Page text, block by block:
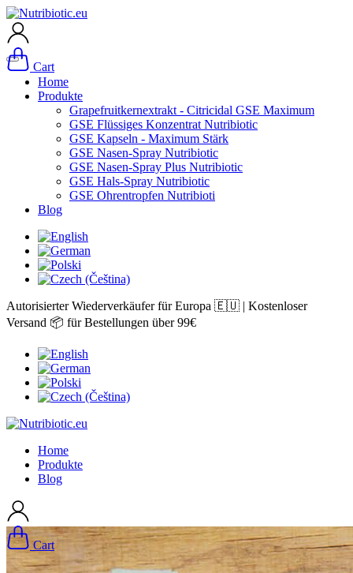
Cart
Home
Produkte
Grapefruitkernextrakt - Citricidal GSE Maximum
GSE Flüssiges Konzentrat Nutribiotic
GSE Kapseln - Maximum Stärk
GSE Nasen-Spray Nutribiotic
GSE Nasen-Spray Plus Nutribiotic
GSE Hals-Spray Nutribiotic
GSE Ohrentropfen Nutribioti
Blog
Autorisierter Wiederverkäufer für Europa 🇪🇺 | Kostenloser
Versand 📦 für Bestellungen über 99€
Home
Produkte
Blog
Cart